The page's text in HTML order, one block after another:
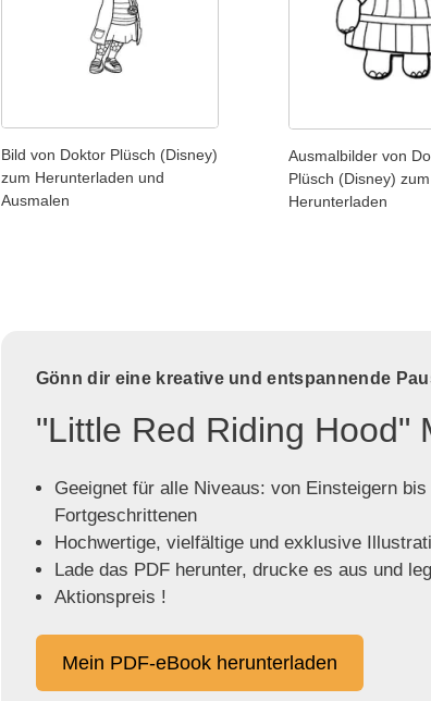
Bild von Doktor Plüsch (Disney)
zum Herunterladen und
Ausmalen
Ausmalbilder von
Plüsch (Disney) zum
Herunterladen
Gönn dir eine kreative und entspannende
"Little Red Riding Hood"
Geeignet für alle Niveaus: von Einsteigern bis
Fortgeschrittenen
Hochwertige, vielfältige und exklusive
Lade das PDF herunter, drucke es aus und
Aktionspreis !
Mein PDF-eBook herunterladen